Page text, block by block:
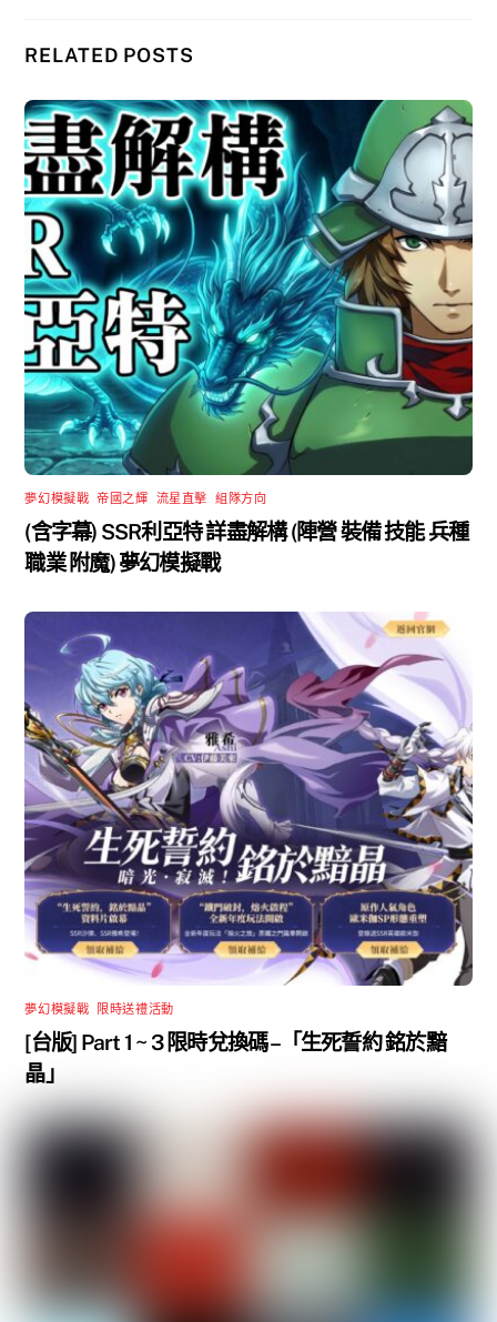
RELATED POSTS
夢幻模擬戰 ,帝國之輝 流星直擊 ,組隊方向
(含字幕) SSR利亞特 詳盡解構 (陣營 裝備 技能 兵種
職業 附魔) 夢幻模擬戰
夢幻模擬戰 限時送禮活動
[台版] Part 1 ~ 3 限時兌換碼 –「生死誓約 銘於黯
晶」